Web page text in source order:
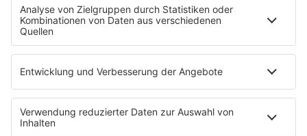
Empfang
90s90s App
Sonos
Service
FAQs
Kontakt